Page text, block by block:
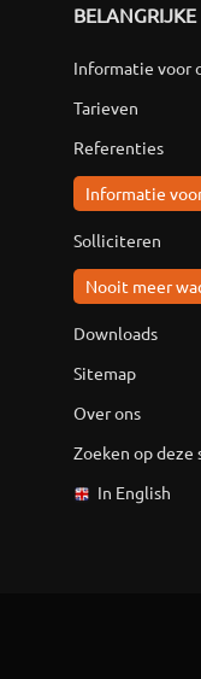
Informatie voor
Tarieven
Referenties
Informatie
Solliciteren
Nooit meer
Downloads
Sitemap
Over ons
Zoeken op deze
In English